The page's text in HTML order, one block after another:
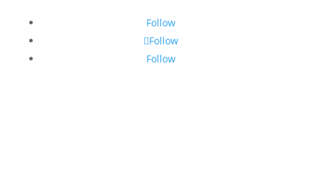
Follow
Follow
Follow